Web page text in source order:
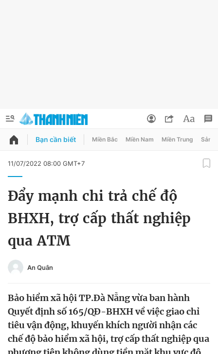
QUẢNG CÁO ĐẶT BÁO
Chuyên mục
Chào ngày mới
Video Magazine
Sản phẩm khác
Đổi mật khẩu
Tin đã lưu
Tin đã xem
Đăng xuất
Bạn cần biết Miền Bắc Miền Nam Miền Trung Sản
11/07/2022 08:00 GMT+7
Đẩy mạnh chi trả chế độ
BHXH, trợ cấp thất nghiệp
qua ATM
An Quân
Bảo hiểm xã hội TP.Đà Nẵng vừa ban hành
Quyết định số 165/QĐ-BHXH về việc giao chỉ
tiêu vận động, khuyến khích người nhận các
chế độ bảo hiểm xã hội, trợ cấp thất nghiệp qua